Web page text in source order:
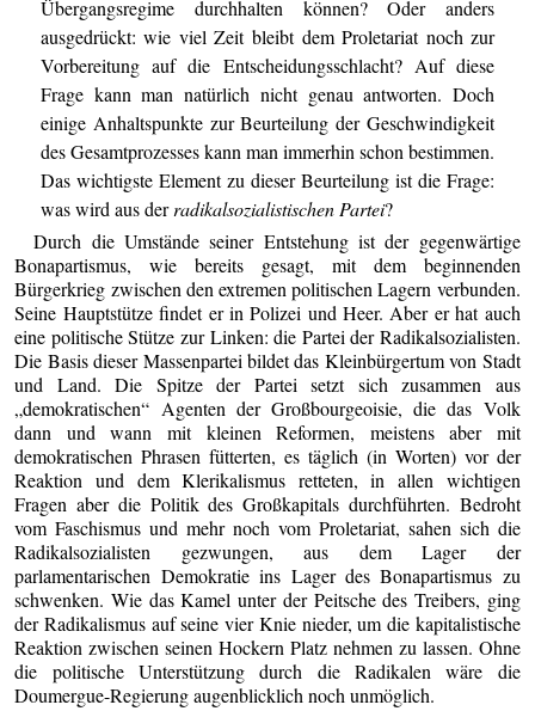
Übergangsregime durchhalten können? Oder anders
ausgedrückt: wie viel Zeit bleibt dem Proletariat noch zur
Vorbereitung auf die Entscheidungsschlacht? Auf diese
Frage kann man natürlich nicht genau antworten. Doch
einige Anhaltspunkte zur Beurteilung der Geschwindigkeit
des Gesamtprozesses kann man immerhin schon bestimmen.
Das wichtigste Element zu dieser Beurteilung ist die Frage:
was wird aus derradikalsozialistischen Partei?
Durch die Umstände seiner Entstehung ist der gegenwärtige
Bonapartismus, wie bereits gesagt, mit dem beginnenden
Bürgerkrieg zwischen den extremen politischen Lagern verbunden.
Seine Hauptstütze findet er in Polizei und Heer. Aber er hat auch
eine politische Stütze zur Linken: die Partei der Radikalsozialisten.
Die Basis dieser Massenpartei bildet das Kleinbürgertum von Stadt
und Land. Die Spitze der Partei setzt sich zusammen aus
„demokratischen“ Agenten der Großbourgeoisie, die das Volk
dann und wann mit kleinen Reformen, meistens aber mit
demokratischen Phrasen fütterten, es täglich (in Worten) vor der
Reaktion und dem Klerikalismus retteten, in allen wichtigen
Fragen aber die Politik des Großkapitals durchführten. Bedroht
vom Faschismus und mehr noch vom Proletariat, sahen sich die
Radikalsozialisten gezwungen, aus dem Lager der
parlamentarischen Demokratie ins Lager des Bonapartismus zu
schwenken. Wie das Kamel unter der Peitsche des Treibers, ging
der Radikalismus auf seine vier Knie nieder, um die kapitalistische
Reaktion zwischen seinen Hockern Platz nehmen zu lassen. Ohne
die politische Unterstützung durch die Radikalen wäre die
Doumergue-Regierung augenblicklich noch unmöglich.